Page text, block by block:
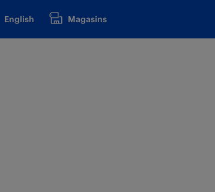
English Magasins